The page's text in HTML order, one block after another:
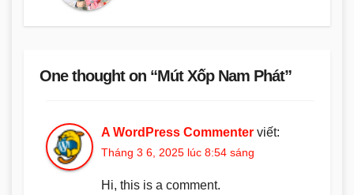
One thought on “Mút Xốp Nam Phát”
A WordPress Commenter viết:
Tháng 3 6, 2025 lúc 8:54 sáng
Hi, this is a comment.